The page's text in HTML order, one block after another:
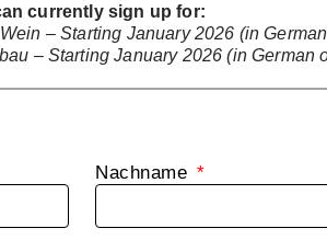
currently sign up for:
– Starting January 2026 (in
– Starting January 2026 (in German
Nachname